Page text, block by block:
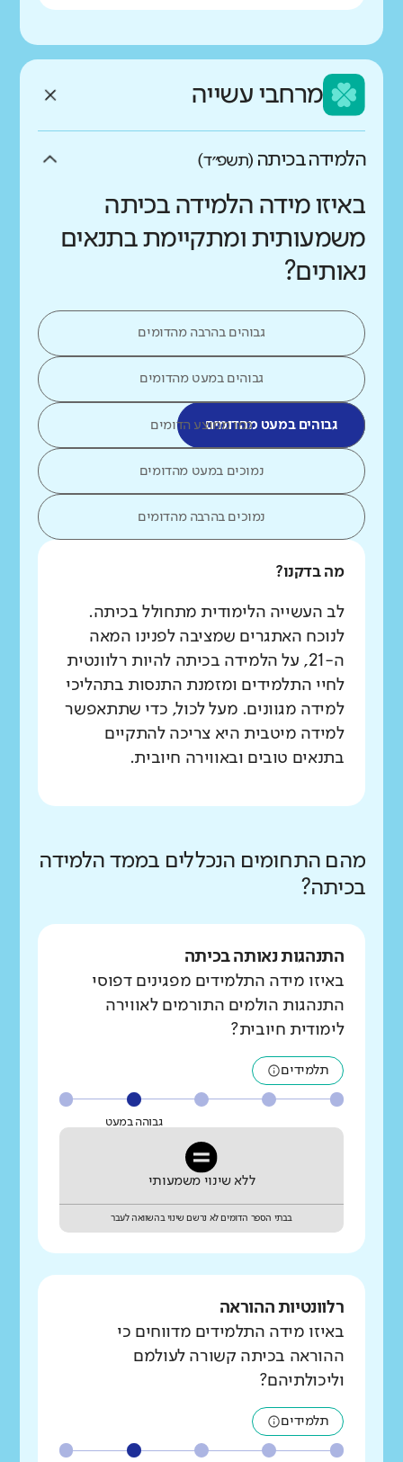
מרחבי עשייה
הלמידה בכיתה (תשפ״ד)
באיזו מידה הלמידה בכיתה
משמעותית ומתקיימת בתנאים
נאותים?
גבוהים בהרבה מהדומים
גבוהים במעט מהדומים
גבוהים במעט מהדומיםכמו ממוצע הדומים
נמוכים במעט מהדומים
נמוכים בהרבה מהדומים
מה בדקנו?
לב העשייה הלימודית מתחולל בכיתה.
לנוכח האתגרים שמציבה לפנינו המאה
ה-21, על הלמידה בכיתה להיות רלוונטית
לחיי התלמידים ומזמנת התנסות בתהליכי
למידה מגוונים. מעל לכול, כדי שתתאפשר
למידה מיטבית היא צריכה להתקיים
בתנאים טובים ובאווירה חיובית.
מהם התחומים הנכללים בממד הלמידה
בכיתה?
התנהגות נאותה בכיתה
באיזו מידה התלמידים מפגינים דפוסי
התנהגות הולמים התורמים לאווירה
לימודית חיובית?
תלמידים
גבוהה במעט
ללא שינוי משמעותי
בבתי הספר הדומים לא נרשם שינוי בהשוואה לעבר
רלוונטיות ההוראה
באיזו מידה התלמידים מדווחים כי
ההוראה בכיתה קשורה לעולמם
וליכולתיהם?
תלמידים